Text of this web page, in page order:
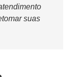
suas